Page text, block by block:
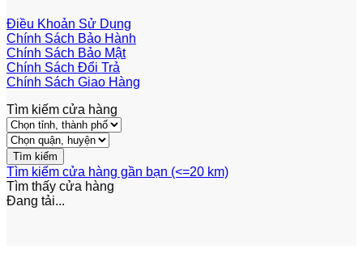
Điều Khoản Sử Dụng
Chính Sách Bảo Hành
Chính Sách Bảo Mật
Chính Sách Đổi Trả
Chính Sách Giao Hàng
Tìm kiếm cửa hàng
Tìm kiếm cửa hàng gần bạn (<=20 km)
Tìm thấy cửa hàng
Đang tải...